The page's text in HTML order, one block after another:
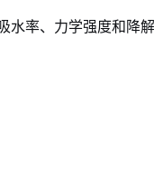
水率、力学强度和降